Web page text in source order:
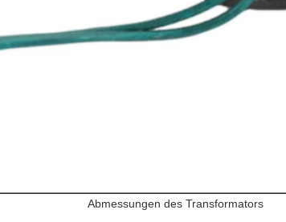
Abmessungen des Transformators